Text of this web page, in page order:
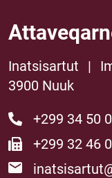
Inatsisartut |
3900 Nuuk
+299 34 50
+299 32 46